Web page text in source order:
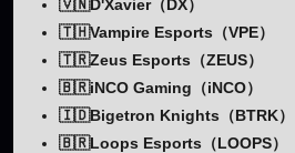
🇻🇳D'Xavier（DX）
🇹🇭Vampire Esports（VPE）
🇹🇷Zeus Esports（ZEUS）
🇧🇷iNCO Gaming（iNCO）
🇮🇩Bigetron Knights（BTRK）
🇧🇷Loops Esports（LOOPS）